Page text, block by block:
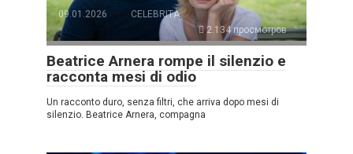
09.01.2026
CELEBRITÀ
2.134 просмотров
Beatrice Arnera rompe il silenzio e
racconta mesi di odio
Un racconto duro, senza filtri, che arriva dopo mesi di
silenzio. Beatrice Arnera, compagna